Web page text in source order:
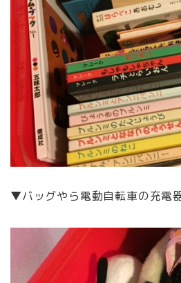
▼バッグやら電動自転車の充電